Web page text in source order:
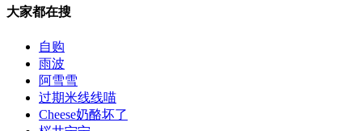
大家都在搜
自购
雨波
阿雪雪
过期米线线喵
Cheese奶酪坏了